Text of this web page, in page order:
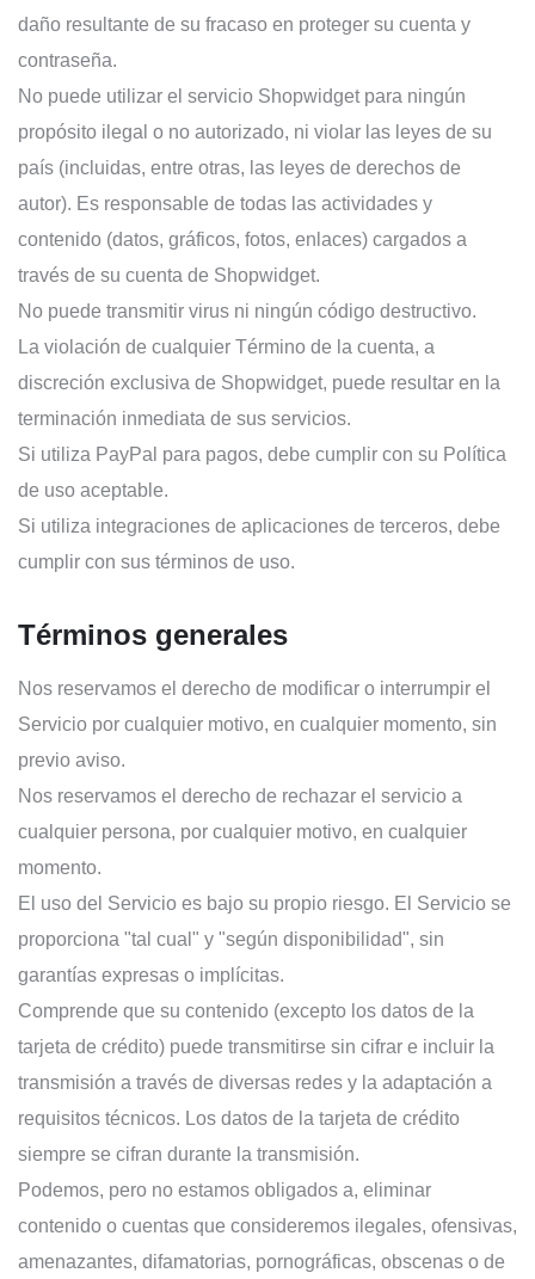
daño resultante de su fracaso en proteger su cuenta y
contraseña.
No puede utilizar el servicio Shopwidget para ningún
propósito ilegal o no autorizado, ni violar las leyes de su
país (incluidas, entre otras, las leyes de derechos de
autor). Es responsable de todas las actividades y
contenido (datos, gráficos, fotos, enlaces) cargados a
través de su cuenta de Shopwidget.
No puede transmitir virus ni ningún código destructivo.
La violación de cualquier Término de la cuenta, a
discreción exclusiva de Shopwidget, puede resultar en la
terminación inmediata de sus servicios.
Si utiliza PayPal para pagos, debe cumplir con su Política
de uso aceptable.
Si utiliza integraciones de aplicaciones de terceros, debe
cumplir con sus términos de uso.
Términos generales
Nos reservamos el derecho de modificar o interrumpir el
Servicio por cualquier motivo, en cualquier momento, sin
previo aviso.
Nos reservamos el derecho de rechazar el servicio a
cualquier persona, por cualquier motivo, en cualquier
momento.
El uso del Servicio es bajo su propio riesgo. El Servicio se
proporciona "tal cual" y "según disponibilidad", sin
garantías expresas o implícitas.
Comprende que su contenido (excepto los datos de la
tarjeta de crédito) puede transmitirse sin cifrar e incluir la
transmisión a través de diversas redes y la adaptación a
requisitos técnicos. Los datos de la tarjeta de crédito
siempre se cifran durante la transmisión.
Podemos, pero no estamos obligados a, eliminar
contenido o cuentas que consideremos ilegales, ofensivas,
amenazantes, difamatorias, pornográficas, obscenas o de